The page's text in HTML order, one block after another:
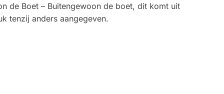
de Boet – Buitengewoon de boet, dit komt uit
tenzij anders aangegeven.